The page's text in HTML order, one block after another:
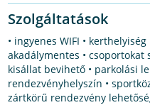
Szolgáltatások
• ingyenes WIFI •
akadálymentes • csoportokat
kisállat bevihető • parkolási
rendezvényhelyszín •
zártkörű rendezvény